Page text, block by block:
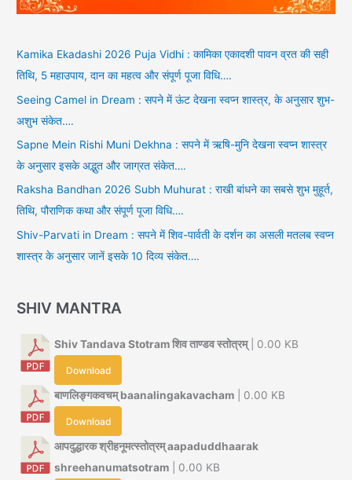
Kamika Ekadashi 2026 Puja Vidhi : कामिका एकादशी पावन व्रत की सही
तिथि, 5 महाउपाय, दान का महत्व और संपूर्ण पूजा विधि….
Seeing Camel in Dream : सपने में ऊंट देखना स्वप्न शास्त्र, के अनुसार शुभ-
अशुभ संकेत….
Sapne Mein Rishi Muni Dekhna : सपने में ऋषि-मुनि देखना स्वप्न शास्त्र
के अनुसार इसके अद्भुत और जाग्रत संकेत….
Raksha Bandhan 2026 Subh Muhurat : राखी बांधने का सबसे शुभ मुहूर्त,
तिथि, पौराणिक कथा और संपूर्ण पूजा विधि….
Shiv-Parvati in Dream : सपने में शिव-पार्वती के दर्शन का असली मतलब स्वप्न
शास्त्र के अनुसार जानें इसके 10 दिव्य संकेत….
SHIV MANTRA
Shiv Tandava Stotram शिव ताण्डव स्तोत्रम्| 0.00 KB
Download
बाणलिङ्गकवचम् baanalingakavacham | 0.00 KB
Download
आपदुद्धारक श्रीहनूमत्स्तोत्रम् aapaduddhaarak
shreehanumatsotram | 0.00 KB